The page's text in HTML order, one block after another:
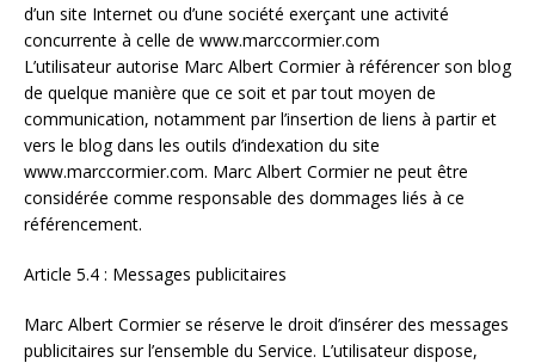
d’un site Internet ou d’une société exerçant une activité
concurrente à celle de www.marccormier.com
L’utilisateur autorise Marc Albert Cormier à référencer son blog
de quelque manière que ce soit et par tout moyen de
communication, notamment par l’insertion de liens à partir et
vers le blog dans les outils d’indexation du site
www.marccormier.com. Marc Albert Cormier ne peut être
considérée comme responsable des dommages liés à ce
référencement.
Article 5.4 : Messages publicitaires
Marc Albert Cormier se réserve le droit d’insérer des messages
publicitaires sur l’ensemble du Service. L’utilisateur dispose,